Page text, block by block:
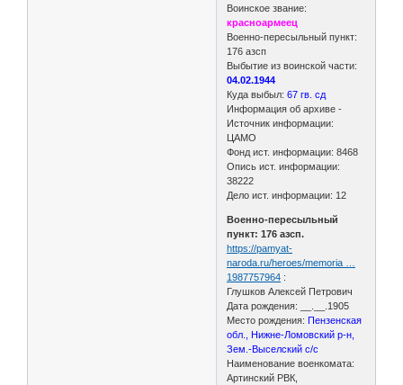
Воинское звание:
красноармеец
Военно-пересыльный пункт:
176 азсп
Выбытие из воинской части:
04.02.1944
Куда выбыл:67 гв. сд
Информация об архиве -
Источник информации:
ЦАМО
Фонд ист. информации: 8468
Опись ист. информации:
38222
Дело ист. информации: 12
Военно-пересыльный
пункт: 176 азсп.
https://pamyat-
naroda.ru/heroes/memoria …
1987757964 :
Глушков Алексей Петрович
Дата рождения: __.__.1905
Место рождения:Пензенская
обл., Нижне-Ломовский р-н,
Зем.-Выселский с/с
Наименование военкомата:
Артинский РВК,